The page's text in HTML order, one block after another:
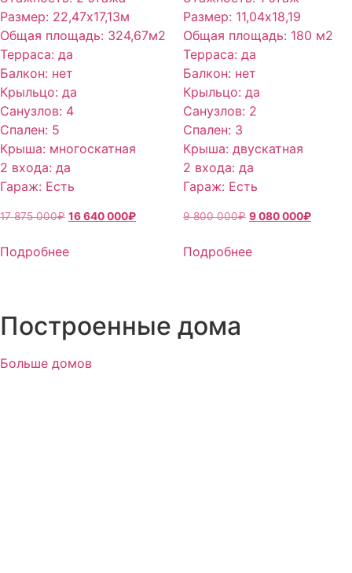
Размер: 22,47х17,13м
Общая площадь: 324,67м2
Терраса: да
Балкон: нет
Крыльцо: да
Санузлов: 4
Спален: 5
Крыша: многоскатная
2 входа: да
Гараж: Есть
17 875 000₽ Первоначальная
16 640 000₽
Подробнее
Размер: 11,04х18,19
Общая площадь: 180 м2
Терраса: да
Балкон: нет
Крыльцо: да
Санузлов: 2
Спален: 3
Крыша: двускатная
2 входа: да
Гараж: Есть
9 800 000₽ Первоначальная
составляла
9 080 000₽
Подробнее
Построенные дома
Больше домов